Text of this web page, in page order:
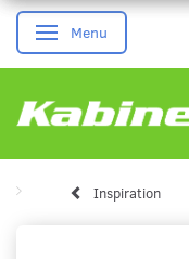
Skifte navigation
Menu
Inspiration